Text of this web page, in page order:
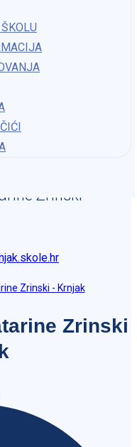
ŠKOLU
odgoj i obrazovanje
Zrinski
Zrinski